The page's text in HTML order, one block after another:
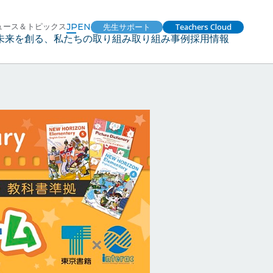
ース＆トピックスJPEN 先生サポート Teachers Cloud
来を創る、私たちの取り組み取り組み事例採用情報